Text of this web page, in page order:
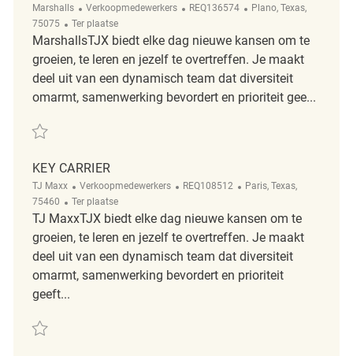
Marshalls Categorie
Verkoopmedewerkers ReqId
REQ136574 Plaats
Plano, Texas,
75075
Afgelegen
Ter plaatse
MarshallsTJX biedt elke dag nieuwe kansen om te
groeien, te leren en jezelf te overtreffen. Je maakt
deel uit van een dynamisch team dat diversiteit
omarmt, samenwerking bevordert en prioriteit gee...
Redden Key Carrier REQ136574
KEY CARRIER
TJ Maxx Categorie
Verkoopmedewerkers ReqId
REQ108512 Plaats
Paris, Texas,
75460
Afgelegen
Ter plaatse
TJ MaxxTJX biedt elke dag nieuwe kansen om te
groeien, te leren en jezelf te overtreffen. Je maakt
deel uit van een dynamisch team dat diversiteit
omarmt, samenwerking bevordert en prioriteit
geeft...
Redden Key Carrier REQ108512